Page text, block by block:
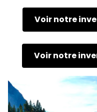
Voir notre
Voir notre